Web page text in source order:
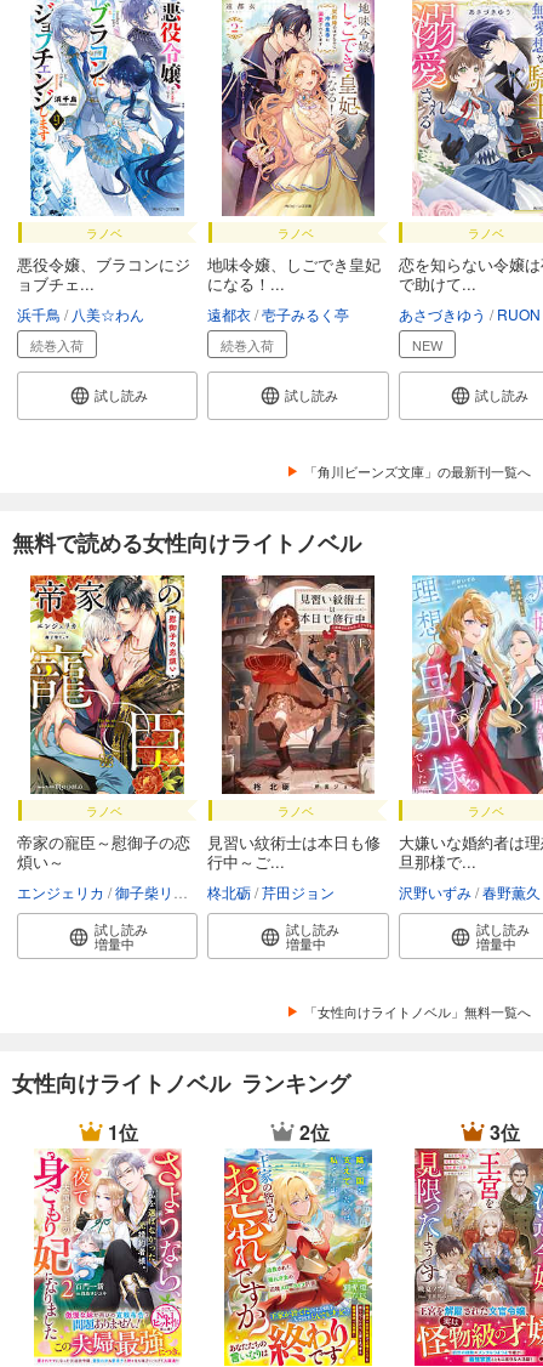
ラノベ
悪役令嬢、ブラコンにジ
ョブチェ...
浜千鳥 八美☆わん
続巻入荷
試し読み
ラノベ
地味令嬢、しごでき皇妃
になる！...
遠都衣 壱子みるく亭
続巻入荷
試し読み
ラノベ
恋を知らない令嬢
で助けて...
あさづきゆう RUON
NEW
試し読み
「角川ビーンズ文庫」の最新刊一覧へ
無料で読める女性向けライトノベル
ラノベ
帝家の寵臣～慰御子の恋
煩い～
エンジェリカ 御子柴リョウ
試し読み
増量中
ラノベ
見習い紋術士は本日も修
行中～ご...
柊北砺 芹田ジョン
試し読み
増量中
ラノベ
大嫌いな婚約者は
旦那様で...
沢野いずみ 春野薫久
試し読み
増量中
「女性向けライトノベル」無料一覧へ
女性向けライトノベル ランキング
1位 2位 3位